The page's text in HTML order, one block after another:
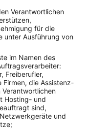
Verantwortlichen
für die
unter Ausführung von
im Namen des
Freiberufler,
Firmen, die Assistenz-
Hosting- und
sind,
und